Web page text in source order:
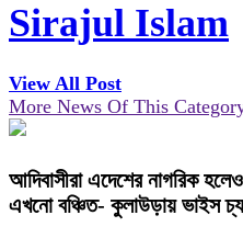
Sirajul Islam
View All Post
More News Of This
আদিবাসীরা এদেশের নাগরিক
এখনো বঞ্চিত- কুলাউড়ায় ভাইস